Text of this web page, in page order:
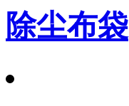
除尘布袋